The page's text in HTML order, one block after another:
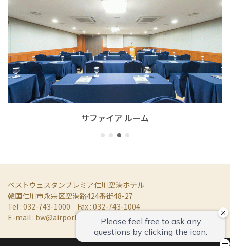
ベストウェスタンプレミア仁川空港ホテル
韓国仁川市永宗区空港路424番街48-27
Tel : 032-743-1000
Fax : 032-743-1004
E-mail : bw@airporthotel.co.kr